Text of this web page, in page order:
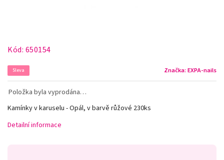
Kód: 650154
Sleva Značka: EXPA-nails
Položka byla vyprodána…
Kamínky v karuselu - Opál, v barvě růžové 230ks
Detailní informace